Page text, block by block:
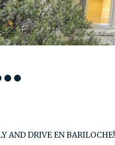
AND DRIVE EN BARILOCHE!